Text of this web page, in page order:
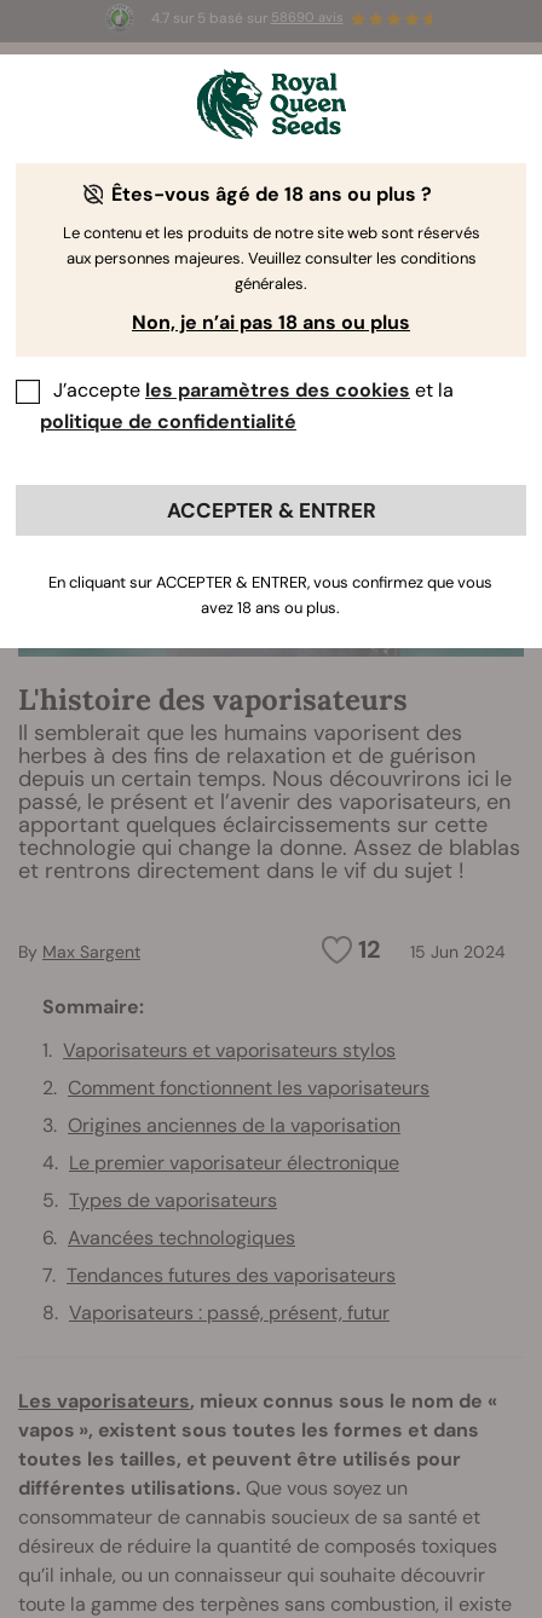
4.7 sur 5 basé sur 58690 avis
☀️ Summer Sales : jusqu'à -50 % sur
certains produits ! ⏤
The RQS Blog
Articles Cannabis Lifestyle
L'histoire des vaporisateurs
Il semblerait que les humains vaporisent des
herbes à des fins de relaxation et de guérison
depuis un certain temps. Nous découvrirons ici le
passé, le présent et l’avenir des vaporisateurs, en
apportant quelques éclaircissements sur cette
technologie qui change la donne. Assez de blablas
et rentrons directement dans le vif du sujet !
12 15 Jun 2024
By Max Sargent
Sommaire:
Vaporisateurs et vaporisateurs stylos
Comment fonctionnent les vaporisateurs
Origines anciennes de la vaporisation
Le premier vaporisateur électronique
Types de vaporisateurs
Avancées technologiques
Tendances futures des vaporisateurs
Vaporisateurs : passé, présent, futur
Les vaporisateurs, mieux connus sous le nom de «
vapos », existent sous toutes les formes et dans
toutes les tailles, et peuvent être utilisés pour
différentes utilisations. Que vous soyez un
consommateur de cannabis soucieux de sa santé et
désireux de réduire la quantité de composés toxiques
qu’il inhale, ou un connaisseur qui souhaite découvrir
toute la gamme des terpènes sans combustion, il existe
Êtes-vous âgé de 18 ans ou plus ?
Le contenu et les produits de notre site web sont réservés
aux personnes majeures. Veuillez consulter les conditions
générales.
Non, je n’ai pas 18 ans ou plus
J’accepte les paramètres des cookies et la
politique de confidentialité
ACCEPTER & ENTRER
En cliquant sur ACCEPTER & ENTRER, vous confirmez que vous
avez 18 ans ou plus.